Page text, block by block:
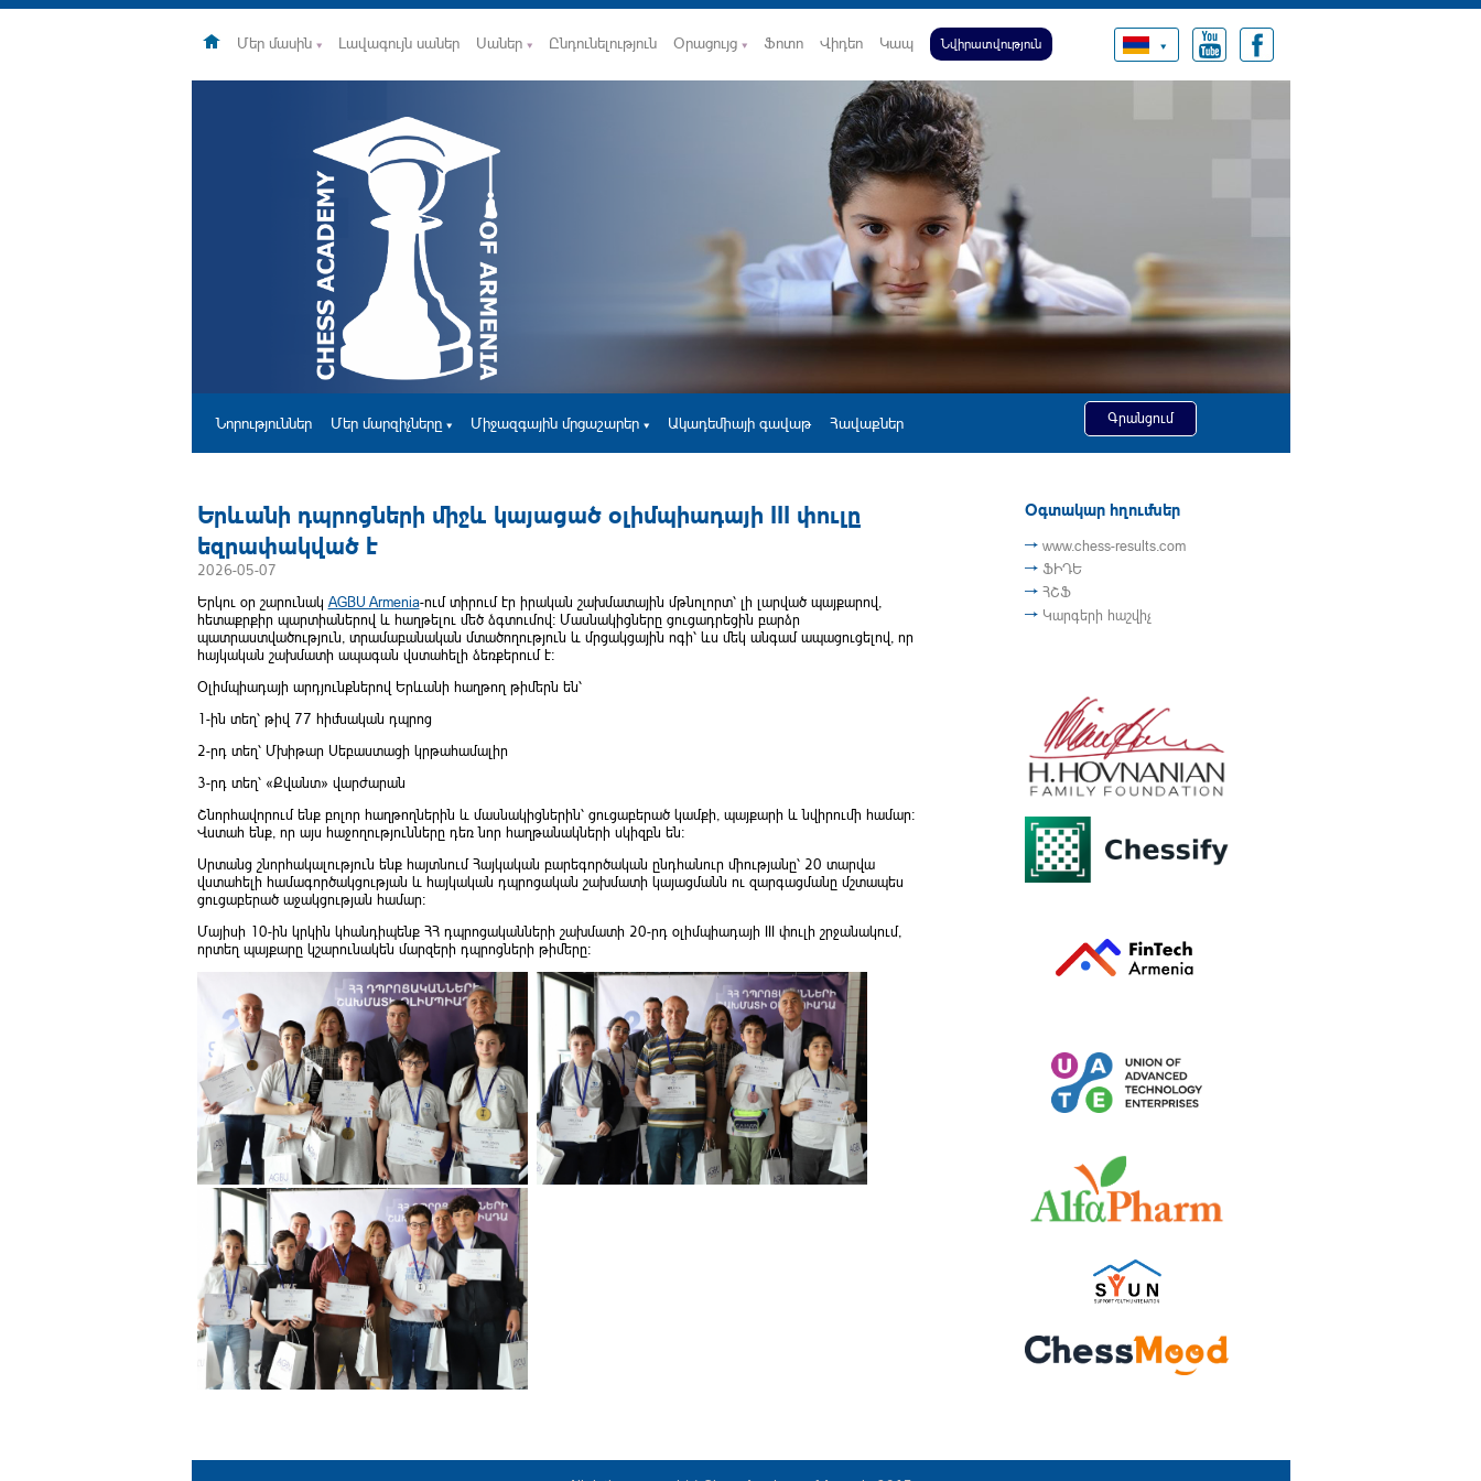
Նվիրատվություն
Կապ
Վիդեո
Ֆոտո
Օրացույց
Ընդունելություն
Սաներ
Լավագույն սաներ
Մեր մասին
Հավաքներ
Ակադեմիայի գավաթ
Միջազգային մրցաշարեր
Մեր մարզիչները
Նորություններ Գրանցում
Երևանի դպրոցների միջև կայացած օլիմպիադայի III փուլը
եզրափակված է
2026-05-07
Երկու օր շարունակ AGBU Armenia-ում տիրում էր իրական շախմատային մթնոլորտ՝ լի լարված պայքարով,
հետաքրքիր պարտիաներով և հաղթելու մեծ ձգտումով։ Մասնակիցները ցուցադրեցին բարձր
պատրաստվածություն, տրամաբանական մտածողություն և մրցակցային ոգի՝ ևս մեկ անգամ ապացուցելով, որ
հայկական շախմատի ապագան վստահելի ձեռքերում է։
Օլիմպիադայի արդյունքներով Երևանի հաղթող թիմերն են՝
1-ին տեղ՝ թիվ 77 հիմնական դպրոց
2-րդ տեղ՝ Մխիթար Սեբաստացի կրթահամալիր
3-րդ տեղ՝ «Քվանտ» վարժարան
Շնորհավորում ենք բոլոր հաղթողներին և մասնակիցներին՝ ցուցաբերած կամքի, պայքարի և նվիրումի համար։
Վստահ ենք, որ այս հաջողությունները դեռ նոր հաղթանակների սկիզբն են։
Սրտանց շնորհակալություն ենք հայտնում Հայկական բարեգործական ընդհանուր միությանը՝ 20 տարվա
վստահելի համագործակցության և հայկական դպրոցական շախմատի կայացմանն ու զարգացմանը մշտապես
ցուցաբերած աջակցության համար:
Մայիսի 10-ին կրկին կհանդիպենք ՀՀ դպրոցականների շախմատի 20-րդ օլիմպիադայի III փուլի շրջանակում,
որտեղ պայքարը կշարունակեն մարզերի դպրոցների թիմերը։
Օգտակար հղումներ
www.chess-results.com
ՖԻԴԵ
ՀՇՖ
Կարգերի հաշվիչ